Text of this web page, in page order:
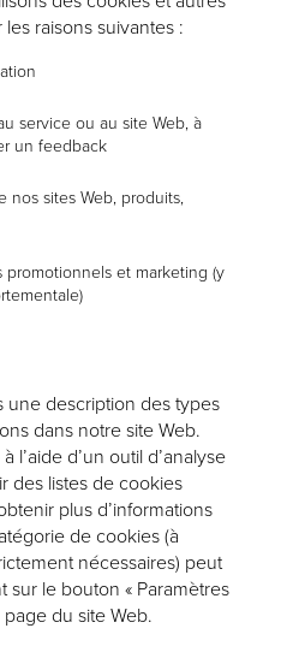
raisons suivantes :
service ou au site Web, à
un feedback
nos sites Web, produits,
promotionnels et marketing (y
une description des types
dans notre site Web.
l’aide d’un outil d’analyse
des listes de cookies
plus d’informations
de cookies (à
nécessaires) peut
le bouton « Paramètres
du site Web.